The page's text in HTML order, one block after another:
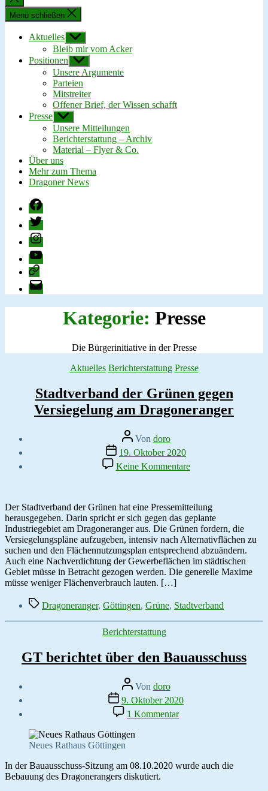
schließen
Menü schließen
Aktuelles Untermenü
anzeigen
Bleib mir vom Acker
Positionen Untermenü
anzeigen
Unsere Argumente
Parteien
Mitstreiter
Offener Brief, der Wissen schafft
Presse Untermenü
anzeigen
Unsere Mitteilungen
Berichterstattung – Archiv
Material – Flyer & Co.
Über uns
Mehr zum Thema
Dragoner News
Facebook
Twitter
Instagram
YouTube
change.org
E-
Mail
Kategorie: Presse
Die Bürgerinitiative in der Presse
Kategorien
Aktuelles Berichterstattung Presse
Stadtverband der Grünen gegen
Versiegelung am Dragoneranger
Beitragsautor
Von doro
Veröffentlichungsdatum
19. Oktober 2020
Keine Kommentarezu
Stadtverband
gegen
Versiegelung
am
Dragoneranger
Der Stadtverband der Grünen hat eine Pressemitteilung
herausgegeben. Darin spricht er sich gegen das geplante
Industriegebiet am Dragoneranger aus. Die Grünen fordern, die
Versiegelungspläne aufzugeben, intensiv nach Alternativflächen zu
suchen und den Flächennutzungsplan entsprechend abzuändern.
Auch eine Nachverdichtung der Gewerbeflächen im städtischen
Gebiet müsse in Betracht gezogen werden. Die generelle Maxime
müsse weniger Flächenverbrauch lauten. […]
Schlagwörter
Dragoneranger, Göttingen, Grüne, Stadtverband
Kategorien
Berichterstattung
GT berichtet über den Bauausschuss
Beitragsautor
Von doro
Veröffentlichungsdatum
9. Oktober 2020
1 Kommentarzu
GT
Bauausschuss
Neues Rathaus Göttingen
In der Bauausschuss-Sitzung am 08.10.2020 wurde auch die
Bebauung des Dragonerangers diskutiert.